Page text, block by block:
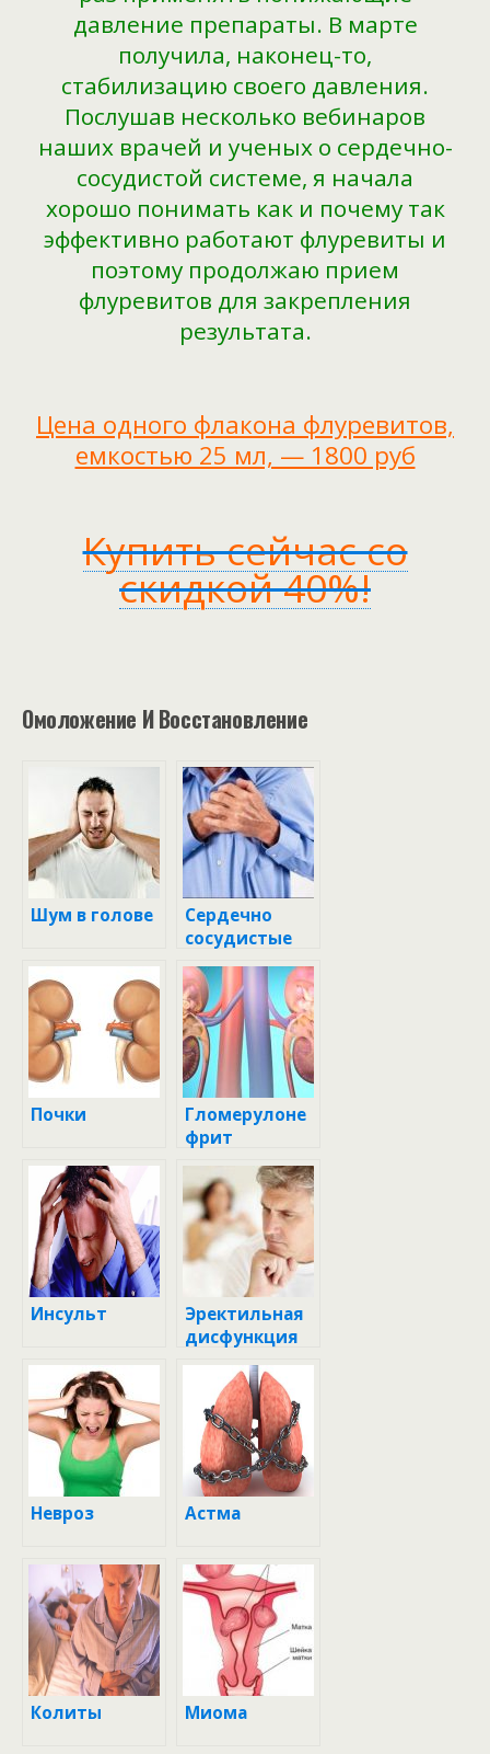
давление препараты. В марте
получила, наконец-то,
стабилизацию своего давления.
Послушав несколько вебинаров
наших врачей и ученых о сердечно-
сосудистой системе, я начала
хорошо понимать как и почему так
эффективно работают флуревиты и
поэтому продолжаю прием
флуревитов для закрепления
результата.
Цена одного флакона флуревитов,
емкостью 25 мл, — 1800 руб
Купить сейчас со
скидкой 40%!
Омоложение И Восстановление
Шум в голове
Сердечно
сосудистые
заболевания
Почки
Гломерулоне
фрит
Инсульт
Эректильная
дисфункция
Невроз Астма
Колиты Миома